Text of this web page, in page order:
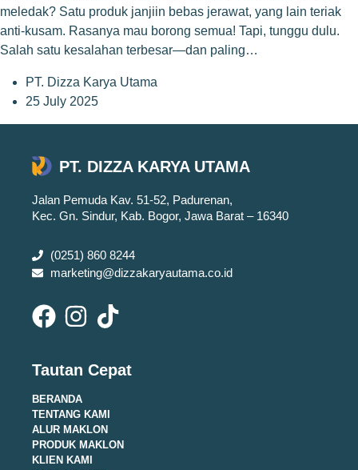
meledak? Satu produk janjiin bebas jerawat, yang lain teriak
anti-kusam. Rasanya mau borong semua! Tapi, tunggu dulu.
Salah satu kesalahan terbesar—dan paling…
PT. Dizza Karya Utama
25 July 2025
PT. DIZZA KARYA UTAMA
Jalan Pemuda Kav. 51-52, Padurenan,
Kec. Gn. Sindur, Kab. Bogor, Jawa Barat – 16340
(0251) 860 8244
marketing@dizzakaryautama.co.id
Tautan Cepat
BERANDA
TENTANG KAMI
ALUR MAKLON
PRODUK MAKLON
KLIEN KAMI